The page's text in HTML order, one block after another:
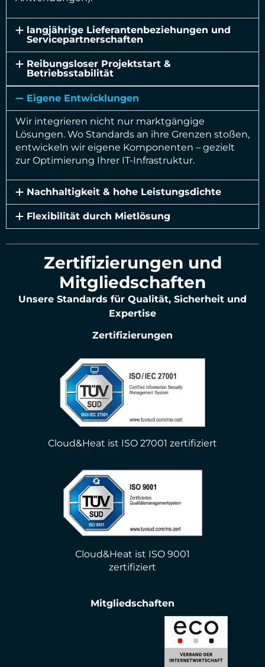
langjährige Lieferantenbeziehungen und
Servicepartnerschaften
Reibungsloser Projektstart &
Betriebsstabilität
Eigene Entwicklungen
Wir integrieren nicht nur marktgängige
Lösungen. Wo Standards an ihre Grenzen stoßen,
entwickeln wir eigene Komponenten – gezielt
zur Optimierung Ihrer IT-Infrastruktur.
Nachhaltigkeit & hohe Leistungsdichte
Flexibilität durch Mietlösung
Zertifizierungen und
Mitgliedschaften
Unsere Standards für Qualität, Sicherheit und
Expertise
Zertifizierungen
Cloud&Heat ist ISO 27001 zertifiziert
Cloud&Heat ist ISO 9001
zertifiziert
Mitgliedschaften